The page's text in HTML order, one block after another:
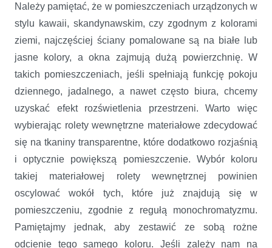
Należy pamiętać, że w pomieszczeniach urządzonych w
stylu kawaii, skandynawskim, czy zgodnym z kolorami
ziemi, najczęściej ściany pomalowane są na białe lub
jasne kolory, a okna zajmują dużą powierzchnię. W
takich pomieszczeniach, jeśli spełniają funkcję pokoju
dziennego, jadalnego, a nawet często biura, chcemy
uzyskać efekt rozświetlenia przestrzeni. Warto więc
wybierając rolety wewnętrzne materiałowe zdecydować
się na tkaniny transparentne, które dodatkowo rozjaśnią
i optycznie powiększą pomieszczenie. Wybór koloru
takiej materiałowej rolety wewnętrznej powinien
oscylować wokół tych, które już znajdują się w
pomieszczeniu, zgodnie z regułą monochromatyzmu.
Pamiętajmy jednak, aby zestawić ze sobą rożne
odcienie tego samego koloru. Jeśli zależy nam na